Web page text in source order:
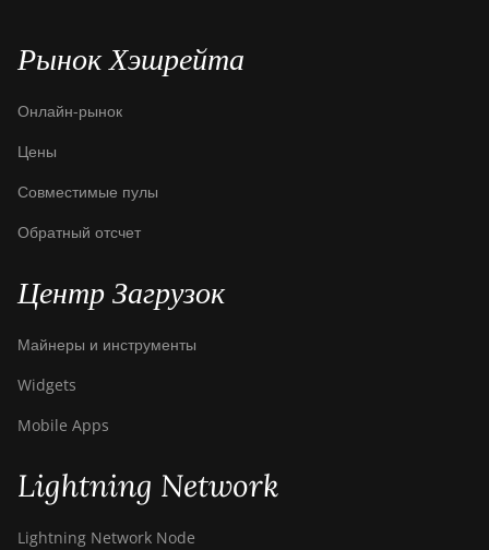
Рынок Хэшрейта
Онлайн-рынок
Цены
Совместимые пулы
Обратный отсчет
Центр Загрузок
Майнеры и инструменты
Widgets
Mobile Apps
Lightning Network
Lightning Network Node